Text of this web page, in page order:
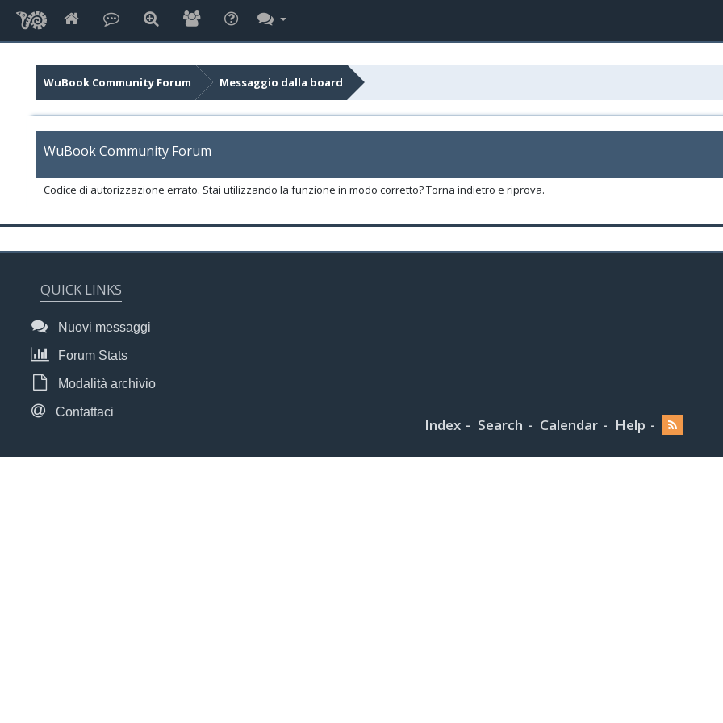
WuBook Community Forum Messaggio dalla board
WuBook Community Forum
Codice di autorizzazione errato. Stai utilizzando la funzione in modo corretto? Torna indietro e riprova.
QUICK LINKS
Nuovi messaggi
Forum Stats
Modalità archivio
Contattaci
Index Search Calendar Help